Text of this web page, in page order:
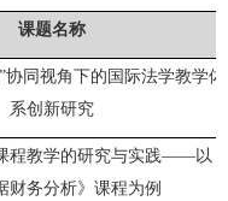
课题名称
同视角下的国际法学教学体
系创新研究
程教学的研究与实践——以
财务分析》课程为例